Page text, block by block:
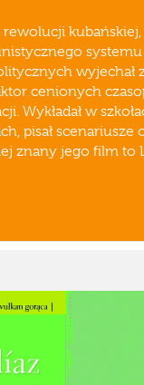
systemu
wyjechał
cenionych
Wykładał w
pisał scenariusze
znany jego film to